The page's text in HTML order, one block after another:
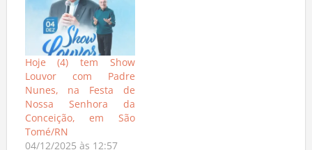
Hoje (4) tem Show
Louvor com Padre
Nunes, na Festa de
Nossa Senhora da
Conceição, em São
Tomé/RN